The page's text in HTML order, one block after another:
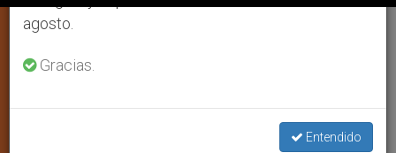
de trabajo
OCTUBRE 17, 2001 00:00
a s c i a
agosto.
Gracias.
Entendido